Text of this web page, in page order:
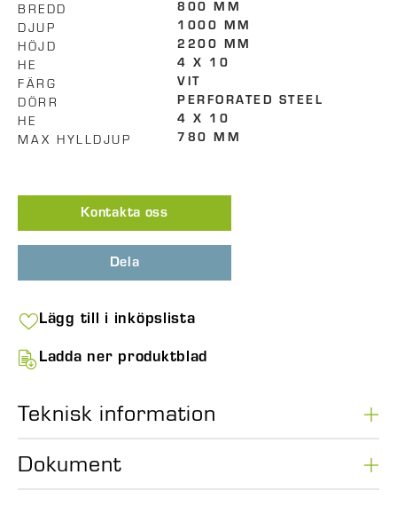
BREDD 800 MM
DJUP 1000 MM
HÖJD 2200 MM
HE 4 X 10
FÄRG VIT
DÖRR PERFORATED STEEL
HE 4 X 10
MAX HYLLDJUP 780 MM
Kontakta oss
Dela
Lägg till i inköpslista
Ladda ner produktblad
Teknisk information
Dokument